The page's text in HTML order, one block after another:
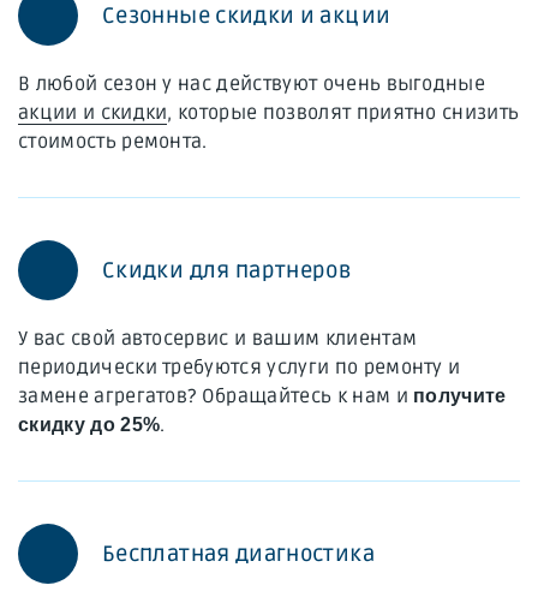
Сезонные скидки и акции
В любой сезон у нас действуют очень выгодные
акции и скидки, которые позволят приятно снизить
стоимость ремонта.
Скидки для партнеров
У вас свой автосервис и вашим клиентам
периодически требуются услуги по ремонту и
замене агрегатов? Обращайтесь к нам и получите
скидку до 25%.
Бесплатная диагностика